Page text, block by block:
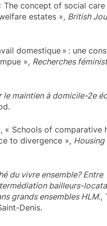
The concept of social
estates », British
domestique » : une
», Recherches
le maintien à domicile-2e
« Schools of comparative
to divergence », Housing
du vivre ensemble? Entre
bailleurs-
grands ensembles HLM.,
Denis.